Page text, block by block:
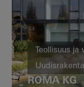
Teollisuus ja
Ikkunat
ROMA KG